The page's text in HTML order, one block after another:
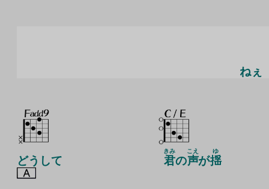
ねぇ
どうして 君
きみ
の声
こえ
が揺
ゆ